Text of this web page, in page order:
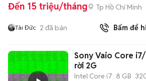
Đến 15 triệu/tháng Tp Hồ Chí Minh
Tài Đức 2 đã bán Bấm để
Sony Vaio Core
rời 2G
Intel Core i7 8 GB